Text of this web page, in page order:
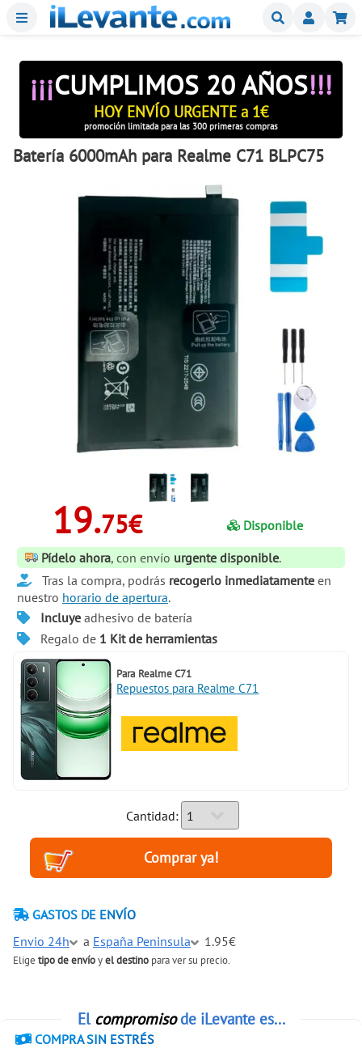
Menu Buscar
¡¡¡CUMPLIMOS 20 AÑOS!!!
HOY ENVÍO URGENTE a 1€
promoción limitada para las 300 primeras compras
Batería 6000mAh para Realme C71 BLPC75
19.75€
Disponible
Pídelo ahora, con envío urgente disponible.
Tras la compra, podrás recogerlo inmediatamenteen
nuestro horario de apertura.
Incluyeadhesivo de batería
Regalo de 1 Kit de herramientas
Para Realme C71
Repuestos para Realme C71
Cantidad:
GASTOS DE ENVÍO
Envio 24h
a España Peninsula 1.95€
Elige tipo de envíoyel destino para ver su precio.
El compromisode iLevante es...
COMPRA SIN ESTRÉS